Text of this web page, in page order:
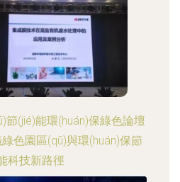
節(jié)能環(huán)保綠色論壇
色園區(qū)與環(huán)保節
科技新路徑